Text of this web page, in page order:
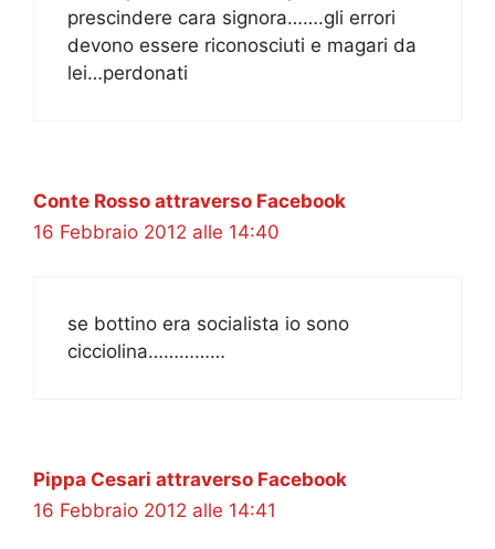
prescindere cara signora…….gli errori
devono essere riconosciuti e magari da
lei…perdonati
Conte Rosso attraverso Facebook
16 Febbraio 2012 alle 14:40
se bottino era socialista io sono
cicciolina……………
Pippa Cesari attraverso Facebook
16 Febbraio 2012 alle 14:41